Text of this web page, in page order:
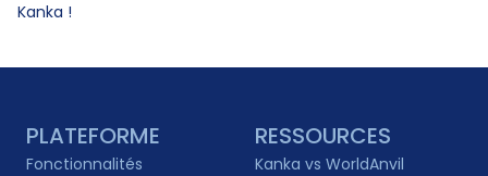
Kanka !
PLATEFORME
Fonctionnalités
RESSOURCES
Kanka vs WorldAnvil